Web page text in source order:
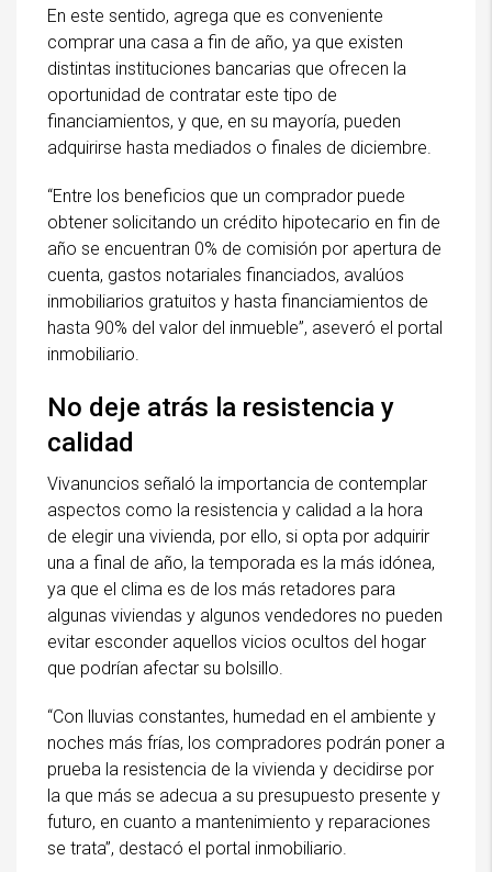
En este sentido, agrega que es conveniente
comprar una casa a fin de año, ya que existen
distintas instituciones bancarias que ofrecen la
oportunidad de contratar este tipo de
financiamientos, y que, en su mayoría, pueden
adquirirse hasta mediados o finales de diciembre.
“Entre los beneficios que un comprador puede
obtener solicitando un crédito hipotecario en fin de
año se encuentran 0% de comisión por apertura de
cuenta, gastos notariales financiados, avalúos
inmobiliarios gratuitos y hasta financiamientos de
hasta 90% del valor del inmueble”, aseveró el portal
inmobiliario.
No deje atrás la resistencia y
calidad
Vivanuncios señaló la importancia de contemplar
aspectos como la resistencia y calidad a la hora
de elegir una vivienda, por ello, si opta por adquirir
una a final de año, la temporada es la más idónea,
ya que el clima es de los más retadores para
algunas viviendas y algunos vendedores no pueden
evitar esconder aquellos vicios ocultos del hogar
que podrían afectar su bolsillo.
“Con lluvias constantes, humedad en el ambiente y
noches más frías, los compradores podrán poner a
prueba la resistencia de la vivienda y decidirse por
la que más se adecua a su presupuesto presente y
futuro, en cuanto a mantenimiento y reparaciones
se trata”, destacó el portal inmobiliario.